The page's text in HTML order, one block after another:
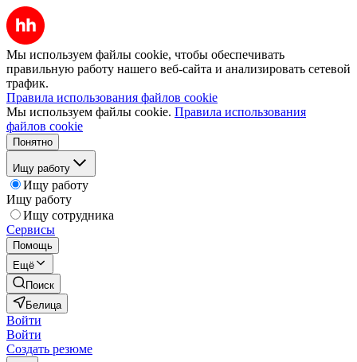
Мы используем файлы cookie, чтобы обеспечивать
правильную работу нашего веб-сайта и анализировать сетевой
трафик.
Правила использования файлов cookie
Мы используем файлы cookie. Правила использования
файлов cookie
Понятно
Ищу работу
Ищу работу
Ищу работу
Ищу сотрудника
Сервисы
Помощь
Ещё
Поиск
Белица
Войти
Войти
Создать резюме